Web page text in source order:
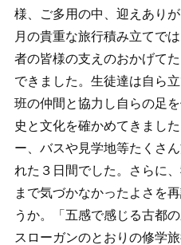
様、ご多用の中、迎えあり
月の貴重な旅行積み立てで
者の皆様の支えのおかげて
できました。生徒達は自ら
班の仲間と協力し自らの足
史と文化を確かめてきまし
ー、バスや見学地等たくさ
れた３日間でした。さらに
まで気づかなかったよさを
うか。「五感で感じる古都
スローガンのとおりの修学